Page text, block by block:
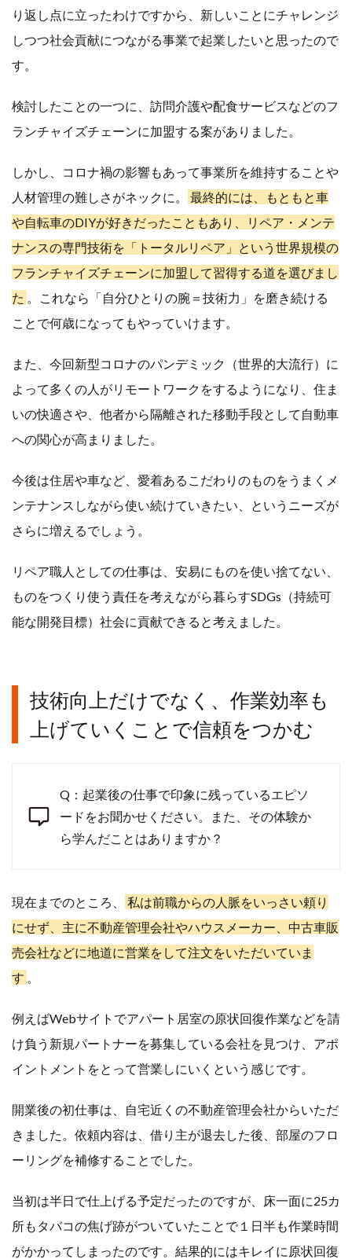
り返し点に立ったわけですから、新しいことにチャレンジ
しつつ社会貢献につながる事業で起業したいと思ったので
す。
検討したことの一つに、訪問介護や配食サービスなどのフ
ランチャイズチェーンに加盟する案がありました。
しかし、コロナ禍の影響もあって事業所を維持することや
人材管理の難しさがネックに。
最終的には、もともと車
や自転車のDIYが好きだったこともあり、リペア・メンテ
ナンスの専門技術を「トータルリペア」という世界規模の
フランチャイズチェーンに加盟して習得する道を選びまし
た 。これなら「自分ひとりの腕＝技術力」を磨き続ける
ことで何歳になってもやっていけます。
また、今回新型コロナのパンデミック（世界的大流行）に
よって多くの人がリモートワークをするようになり、住ま
いの快適さや、他者から隔離された移動手段として自動車
への関心が高まりました。
今後は住居や車など、愛着あるこだわりのものをうまくメ
ンテナンスしながら使い続けていきたい、というニーズが
さらに増えるでしょう。
リペア職人としての仕事は、安易にものを使い捨てない、
ものをつくり使う責任を考えながら暮らすSDGs（持続可
能な開発目標）社会に貢献できると考えました。
技術向上だけでなく、作業効率も
上げていくことで信頼をつかむ
Q：起業後の仕事で印象に残っているエピソ
ードをお聞かせください。また、その体験か
ら学んだことはありますか？
現在までのところ、
私は前職からの人脈をいっさい頼り
にせず、主に不動産管理会社やハウスメーカー、中古車販
売会社などに地道に営業をして注文をいただいていま
す 。
例えばWebサイトでアパート居室の原状回復作業などを請
け負う新規パートナーを募集している会社を見つけ、アポ
イントメントをとって営業しにいくという感じです。
開業後の初仕事は、自宅近くの不動産管理会社からいただ
きました。依頼内容は、借り主が退去した後、部屋のフロ
ーリングを補修することでした。
当初は半日で仕上げる予定だったのですが、床一面に25カ
所もタバコの焦げ跡がついていたことで１日半も作業時間
がかかってしまったのです。結果的にはキレイに原状回復